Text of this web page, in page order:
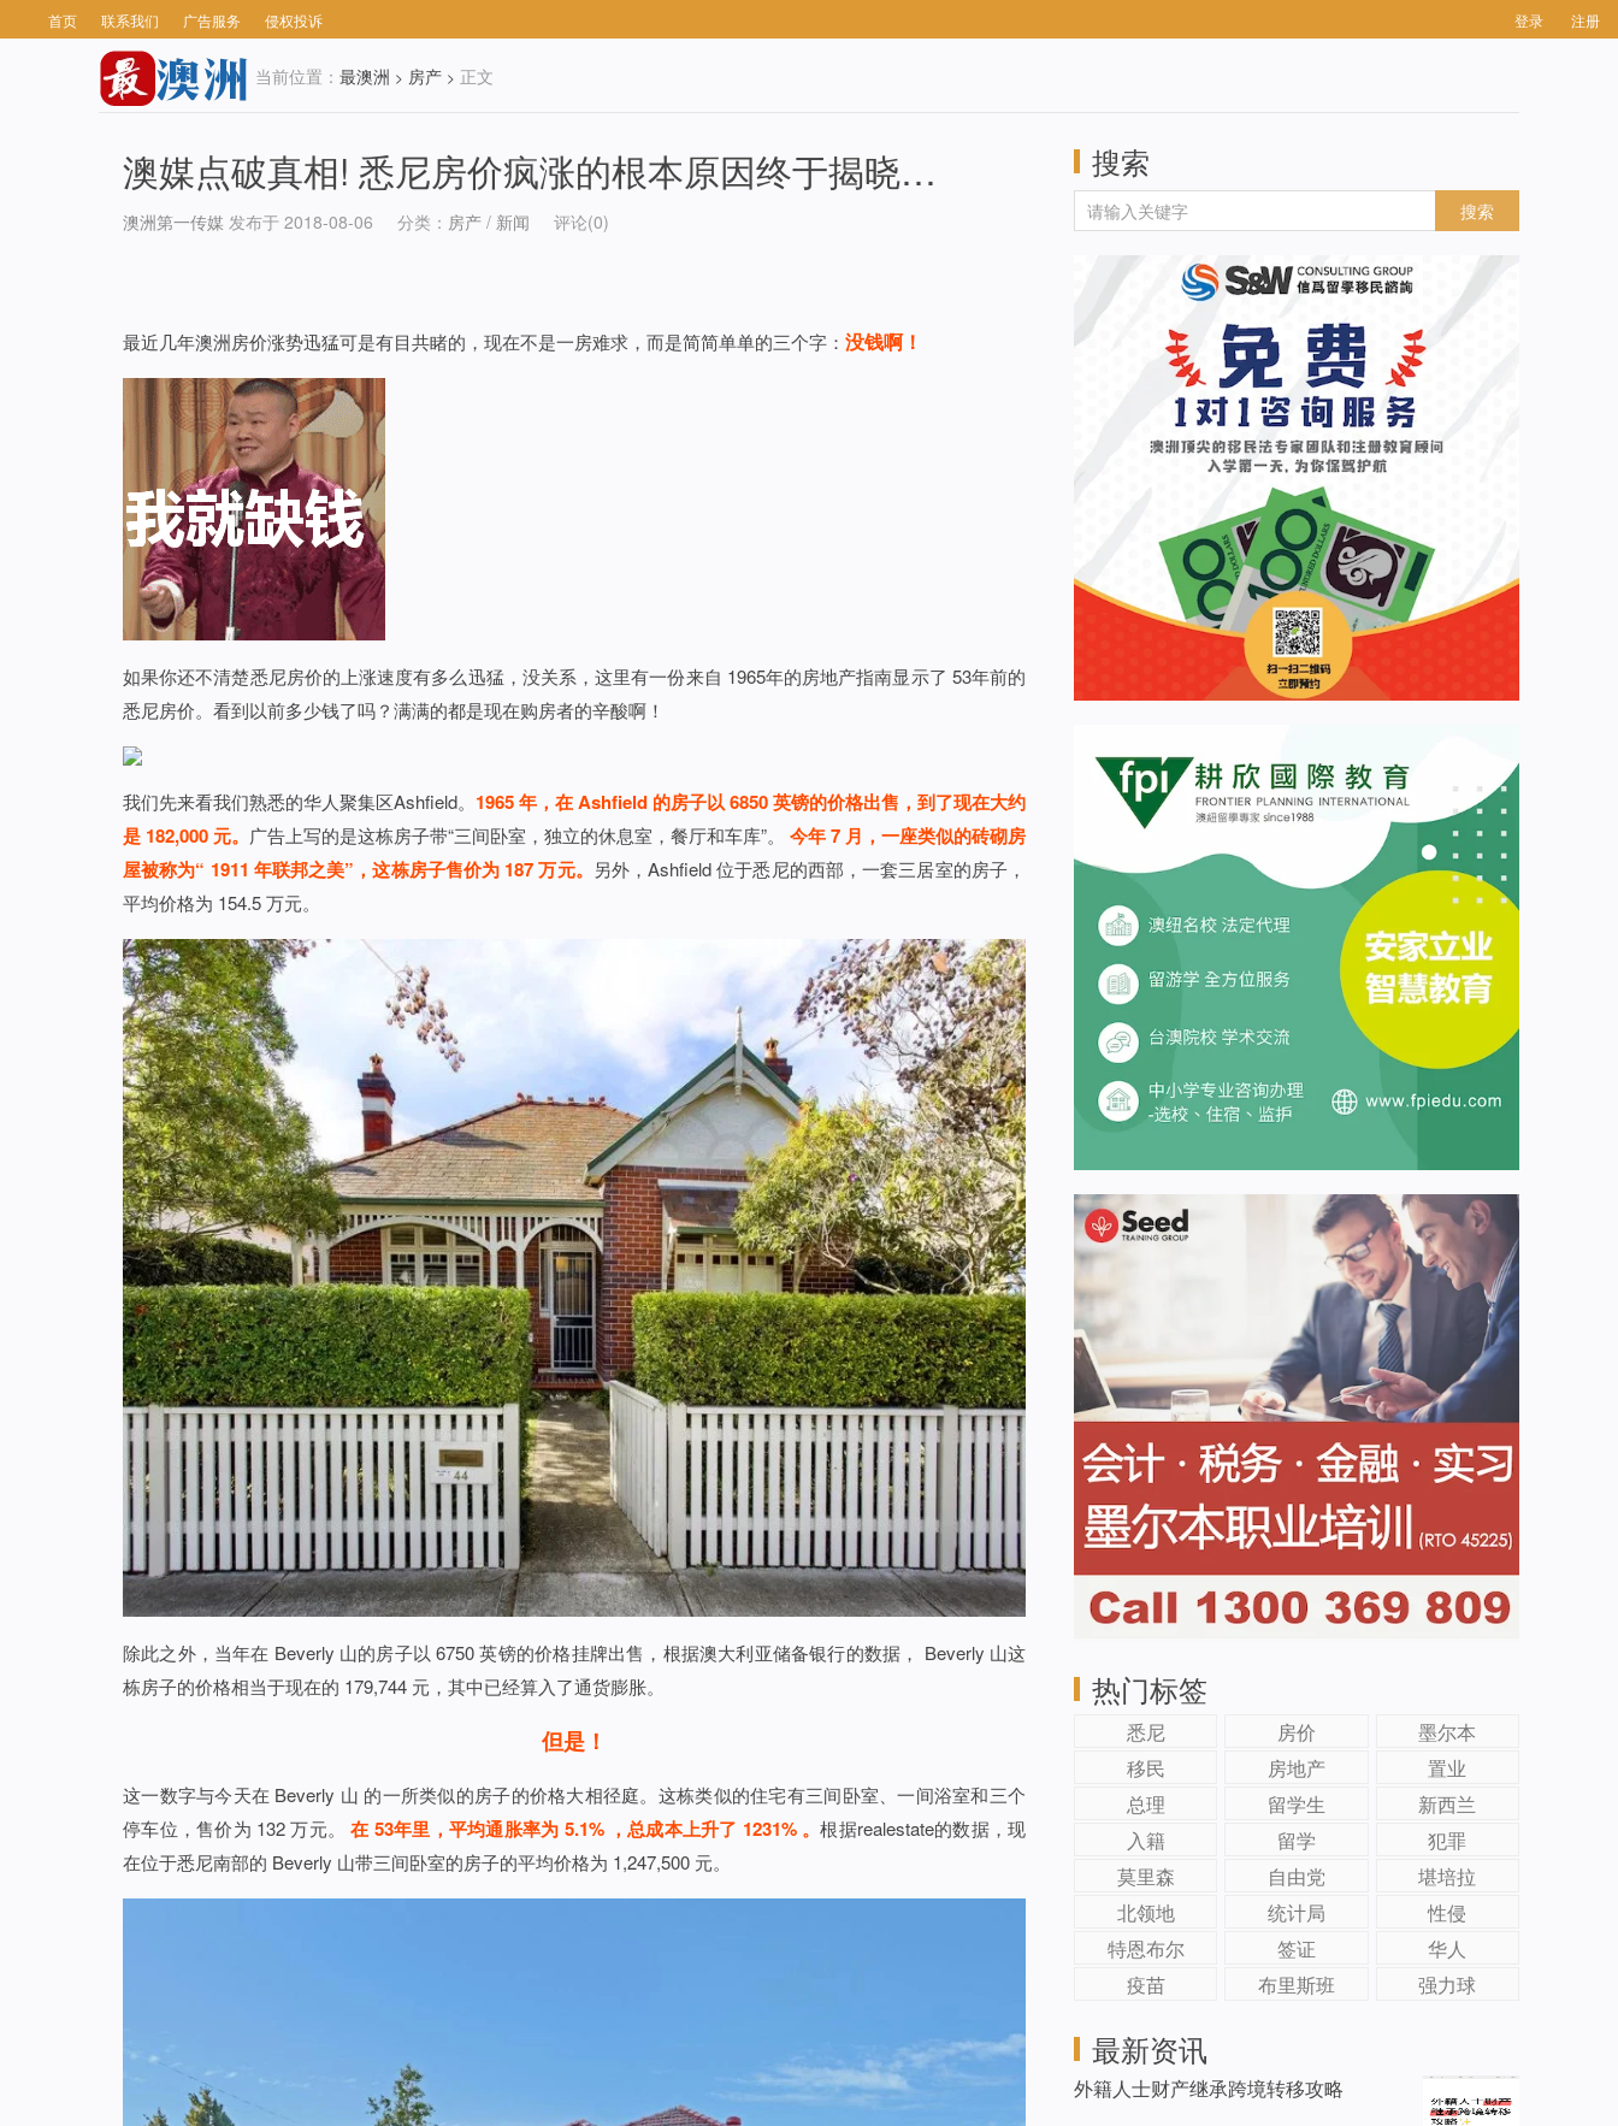
首页 联系我们 广告服务 侵权投诉 登录 注册
当前位置： 最澳洲 > 房产 > 正文
澳媒点破真相! 悉尼房价疯涨的根本原因终于揭晓…
澳洲第一传媒 发布于 2018-08-06 分类： 房产 / 新闻 评论(0)
最近几年澳洲房价涨势迅猛可是有目共睹的，现在不是一房难求，而是简简单单的三个字： 没钱啊！
如果你还不清楚悉尼房价的上涨速度有多么迅猛，没关系，这里有一份来自 1965年的房地产指南显示了 53年前的
悉尼房价。看到以前多少钱了吗？满满的都是现在购房者的辛酸啊！
我们先来看我们熟悉的华人聚集区Ashfield。 1965 年，在 Ashfield 的房子以 6850 英镑的价格出售，到了现在大约
是 182,000 元。 广告上写的是这栋房子带“三间卧室，独立的休息室，餐厅和车库”。 今年 7 月，一座类似的砖砌房
屋被称为“ 1911 年联邦之美”，这栋房子售价为 187 万元。 另外，Ashfield 位于悉尼的西部，一套三居室的房子，
平均价格为 154.5 万元。
除此之外，当年在 Beverly 山的房子以 6750 英镑的价格挂牌出售，根据澳大利亚储备银行的数据， Beverly 山这
栋房子的价格相当于现在的 179,744 元，其中已经算入了通货膨胀。
但是！
这一数字与今天在 Beverly 山 的一所类似的房子的价格大相径庭。这栋类似的住宅有三间卧室、一间浴室和三个
停车位，售价为 132 万元。
在 53年里，平均通胀率为 5.1% ，总成本上升了 1231% 。根据realestate的数据，现
在位于悉尼南部的 Beverly 山带三间卧室的房子的平均价格为 1,247,500 元。
搜索
热门标签
悉尼 房价
墨尔本
移民
房地产
置业
总理
留学生
新西兰
入籍
留学
犯罪
莫里森
自由党
堪培拉
北领地
统计局
性侵
特恩布尔
签证
华人
疫苗
布里斯班 强力球
最新资讯
外籍人士财产继承跨境转移攻略